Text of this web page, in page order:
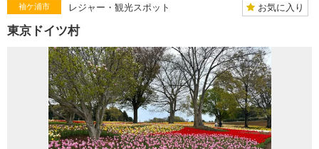
袖ケ浦市 レジャー・観光スポット お気に入り
東京ドイツ村